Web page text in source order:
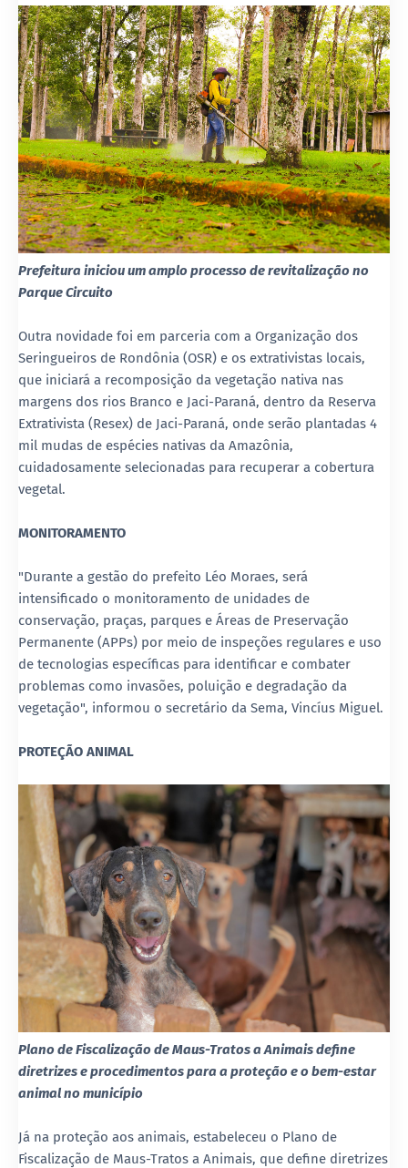
Prefeitura iniciou um amplo processo de revitalização no
Parque Circuito
Outra novidade foi em parceria com a Organização dos
Seringueiros de Rondônia (OSR) e os extrativistas locais,
que iniciará a recomposição da vegetação nativa nas
margens dos rios Branco e Jaci-Paraná, dentro da Reserva
Extrativista (Resex) de Jaci-Paraná, onde serão plantadas 4
mil mudas de espécies nativas da Amazônia,
cuidadosamente selecionadas para recuperar a cobertura
vegetal.
MONITORAMENTO
"Durante a gestão do prefeito Léo Moraes, será
intensificado o monitoramento de unidades de
conservação, praças, parques e Áreas de Preservação
Permanente (APPs) por meio de inspeções regulares e uso
de tecnologias específicas para identificar e combater
problemas como invasões, poluição e degradação da
vegetação", informou o secretário da Sema, Vincíus Miguel.
PROTEÇÃO ANIMAL
Plano de Fiscalização de Maus-Tratos a Animais define
diretrizes e procedimentos para a proteção e o bem-estar
animal no município
Já na proteção aos animais, estabeleceu o Plano de
Fiscalização de Maus-Tratos a Animais, que define diretrizes